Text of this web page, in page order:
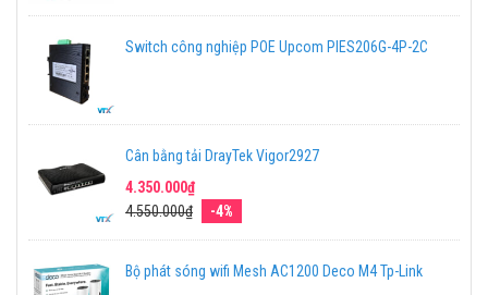
Switch công nghiệp POE Upcom PIES206G-4P-2C
Cân bằng tải DrayTek Vigor2927
4.350.000₫
4.550.000₫
-4%
Bộ phát sóng wifi Mesh AC1200 Deco M4 Tp-Link